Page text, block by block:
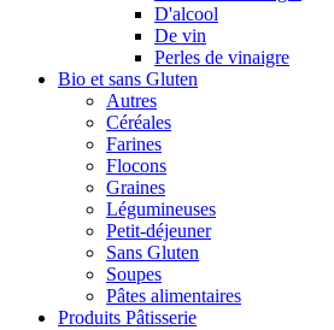
D'alcool
De vin
Perles de vinaigre
Bio et sans Gluten
Autres
Céréales
Farines
Flocons
Graines
Légumineuses
Petit-déjeuner
Sans Gluten
Soupes
Pâtes alimentaires
Produits Pâtisserie